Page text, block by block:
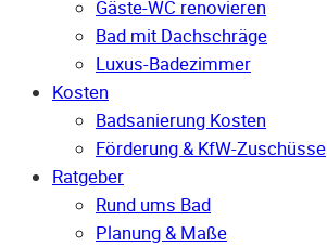
Gäste-WC renovieren
Bad mit Dachschräge
Luxus-Badezimmer
Kosten
Badsanierung Kosten
Förderung & KfW-Zuschüsse
Ratgeber
Rund ums Bad
Planung & Maße